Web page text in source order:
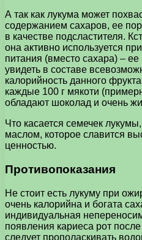
А так как лукума может
содержанием сахаров, ее
в качестве подсластителя.
она активно используется
питания (вместо сахара) –
увидеть в составе
калорийность данного
каждые 100 г мякоти
обладают шоколад и очень
Что касается семечек
маслом, которое славится
ценностью.
Противопоказания
Не стоит есть лукуму при
очень калорийна и богата
индивидуальная
появления кариеса рот
следует прополаскивать